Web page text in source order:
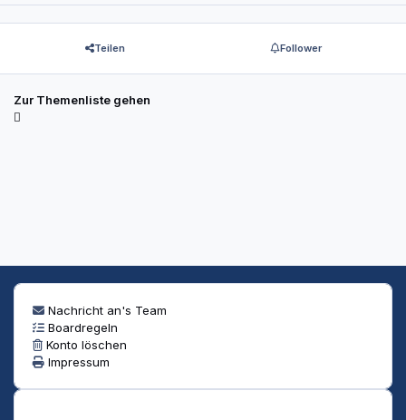
Teilen Follower
Zur Themenliste gehen
Nachricht an's Team
Boardregeln
Konto löschen
Impressum